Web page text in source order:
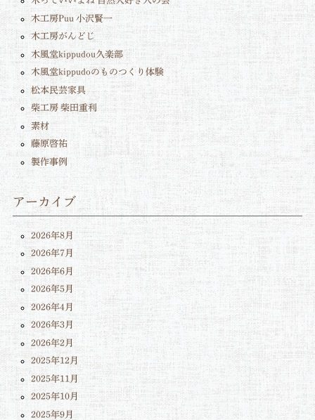
木工房Puu 小沢賢一
木工房がんどじ
木風堂kippudou久楽部
木風堂kippudoのものつくり体験
松本民芸家具
柴工房 柴田重利
素材
藤原啓祐
製作事例
アーカイブ
2026年8月
2026年7月
2026年6月
2026年5月
2026年4月
2026年3月
2026年2月
2025年12月
2025年11月
2025年10月
2025年9月